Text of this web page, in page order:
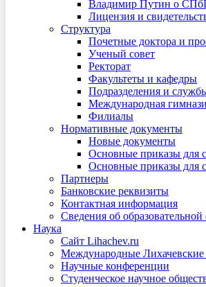
Владимир Путин о
Лицензия и
Структура
Почетные доктора и
Ученый совет
Ректорат
Факультеты и кафедры
Подразделения и
Международная
Филиалы
Нормативные документы
Новые документы
Основные приказы для
Основные приказы для
Партнеры
Банковские реквизиты
Контактная информация
Сведения об образовательной
Наука
Сайт Lihachev.ru
Международные Лихачевские
Научные конференции
Студенческое научное